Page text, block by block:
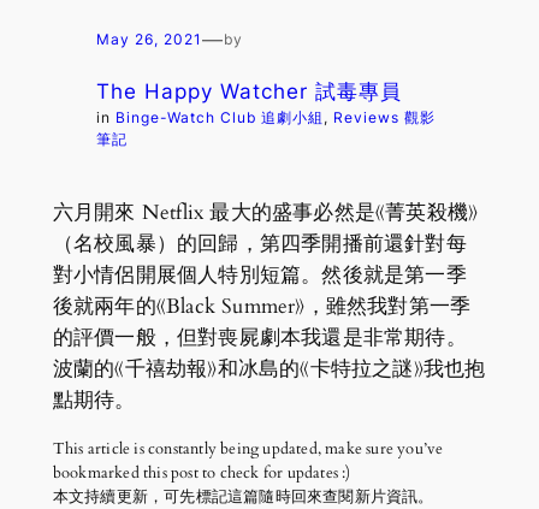
May 26, 2021 —by
The Happy Watcher 試毒專員
in Binge-Watch Club 追劇小組 , Reviews 觀影
筆記
六月開來 Netflix 最大的盛事必然是《菁英殺機》
（名校風暴）的回歸，第四季開播前還針對每
對小情侶開展個人特別短篇。然後就是第一季
後就兩年的《Black Summer》，雖然我對第一季
的評價一般，但對喪屍劇本我還是非常期待。
波蘭的《千禧劫報》和冰島的《卡特拉之謎》我也抱
點期待。
This article is constantly being updated, make sure you’ve
bookmarked this post to check for updates :)
本文持續更新，可先標記這篇隨時回來查閱新片資訊。